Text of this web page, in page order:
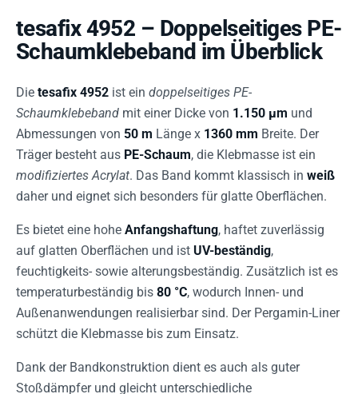
tesafix 4952 – Doppelseitiges PE-
Schaumklebeband im Überblick
Die tesafix 4952 ist ein doppelseitiges PE-
Schaumklebeband mit einer Dicke von 1.150 µm und
Abmessungen von 50 m Länge x 1360 mm Breite. Der
Träger besteht aus PE-Schaum, die Klebmasse ist ein
modifiziertes Acrylat. Das Band kommt klassisch in weiß
daher und eignet sich besonders für glatte Oberflächen.
Es bietet eine hohe Anfangshaftung, haftet zuverlässig
auf glatten Oberflächen und ist UV-beständig,
feuchtigkeits- sowie alterungsbeständig. Zusätzlich ist es
temperaturbeständig bis 80 °C, wodurch Innen- und
Außenanwendungen realisierbar sind. Der Pergamin-Liner
schützt die Klebmasse bis zum Einsatz.
Dank der Bandkonstruktion dient es auch als guter
Stoßdämpfer und gleicht unterschiedliche